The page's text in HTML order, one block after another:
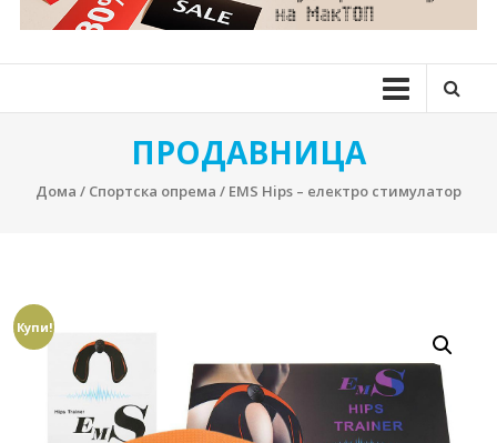
ПРОДАВНИЦА
Дома / Спортска опрема / EMS Hips – електро стимулатор
Купи!